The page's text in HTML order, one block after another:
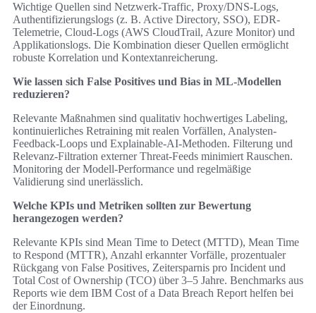
Wichtige Quellen sind Netzwerk-Traffic, Proxy/DNS-Logs,
Authentifizierungslogs (z. B. Active Directory, SSO), EDR-
Telemetrie, Cloud-Logs (AWS CloudTrail, Azure Monitor) und
Applikationslogs. Die Kombination dieser Quellen ermöglicht
robuste Korrelation und Kontextanreicherung.
Wie lassen sich False Positives und Bias in ML-Modellen
reduzieren?
Relevante Maßnahmen sind qualitativ hochwertiges Labeling,
kontinuierliches Retraining mit realen Vorfällen, Analysten-
Feedback-Loops und Explainable-AI-Methoden. Filterung und
Relevanz-Filtration externer Threat-Feeds minimiert Rauschen.
Monitoring der Modell-Performance und regelmäßige
Validierung sind unerlässlich.
Welche KPIs und Metriken sollten zur Bewertung
herangezogen werden?
Relevante KPIs sind Mean Time to Detect (MTTD), Mean Time
to Respond (MTTR), Anzahl erkannter Vorfälle, prozentualer
Rückgang von False Positives, Zeitersparnis pro Incident und
Total Cost of Ownership (TCO) über 3–5 Jahre. Benchmarks aus
Reports wie dem IBM Cost of a Data Breach Report helfen bei
der Einordnung.